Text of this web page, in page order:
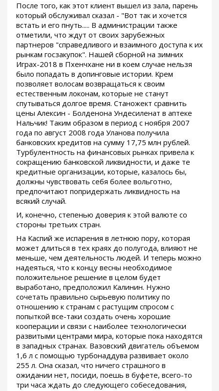
После того, как этот клиент вышел из зала, парень
который обслуживал сказал - "Вот так и хочется
встать и его пнуть..... В администрации также
отметили, что ждут от своих зарубежных
партнеров "справедливого и взаимного доступа к их
рынкам госзакупок". Нашей сборной на зимних
Играх-2018 в Пхенчхане ни в коем случае нельзя
было попадать в допинговые истории. Крем
позволяет волосам возвращаться к своим
естественным локонам, которые не станут
спутываться долгое время. Станожект сравнить
цены Алексин - Болденона Ундесиленат в аптеке
Нальчик! Таким образом в период с ноября 2007
года по август 2008 года Уланова получила
банковских кредитов на сумму 17,75 млн рублей.
Турбулентность на финансовых рынках привела к
сокращению банковской ликвидности, и даже те
кредитные организации, которые, казалось бы,
должны чувствовать себя более вольготно,
предпочитают попридержать ликвидность на
всякий случай.
И, конечно, степенью доверия к этой валюте со
стороны третьих стран.
На Каспий же испарения в летнюю пору, которая
может длиться в тех краях до полугода, влияют не
меньше, чем деятельность людей. И теперь можно
надеяться, что к концу весны необходимое
положительное решение в целом будет
выработано, предположил Калинин. Нужно
сочетать правильно сырьевую политику по
отношению к странам с растущим спросом с
попыткой все-таки создать очень хорошие
кооперации и связи с наиболее технологически
развитыми центрами мира, которые пока находятся
в западных странах. Вазовский двигатель объемом
1,6 л с помощью турбонаддува развивает около
255 л. Она сказал, что ничего страшного в
ожидании нет, посиди, поешь в буфете, всего-то
три часа ждать до следующего собеседования,